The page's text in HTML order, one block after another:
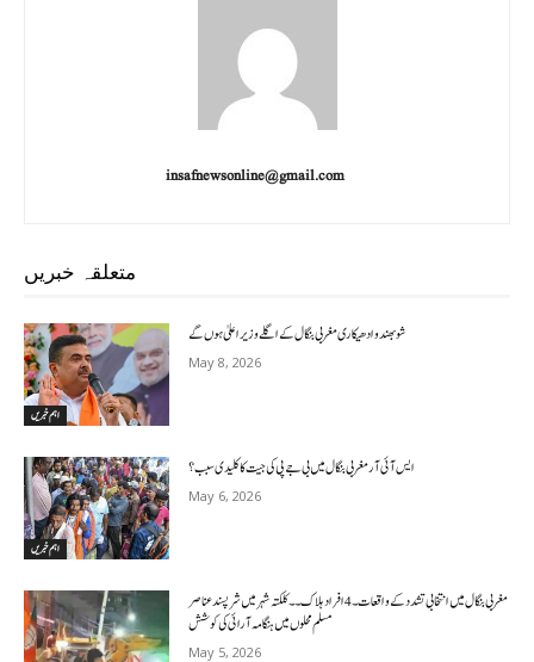
insafnewsonline@gmail.com
متعلقہ خبریں
اہم خبریں
شوبھندو ادھیکاری مغربی بنگال کے اگلے وزیر اعلیٰ ہوں گے
May 8, 2026
اہم خبریں
ایس آئی آر مغربی بنگال میں بی جے پی کی جیت کا کلیدی سبب؟
May 6, 2026
مغربی بنگال میں انتخابی تشدد کے واقعات۔4افراد ہلاک۔۔کلکتہ شہر میں شرپسندعناصر
مسلم محلوں میں ہنگامہ آرائی کی کوشش
May 5, 2026